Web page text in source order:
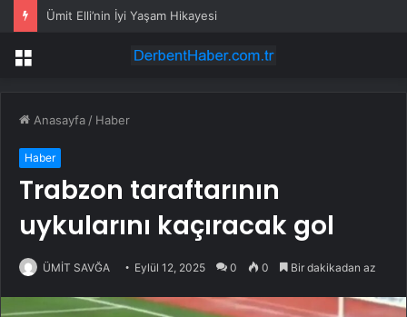
Ümit Elli’nin İyi Yaşam Hikayesi
Menü
Anasayfa / Haber
Haber
Trabzon taraftarının
uykularını kaçıracak gol
ÜMİT SAVĞA Eylül 12, 2025 0 0 Bir dakikadan az